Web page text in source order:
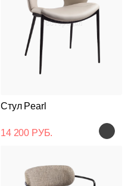
Стул Pearl
14 200 РУБ.